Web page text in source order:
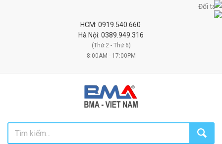
Đối tác uy tín chiến
HCM: 0919.540.660
Hà Nội: 0389.949.316
(Thứ 2 - Thứ 6)
8:00AM - 17:00PM